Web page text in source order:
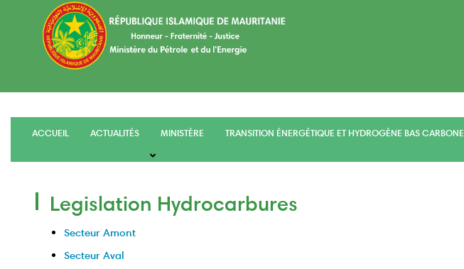
main
menu
ACCUEIL ACTUALITÉS MINISTÈRE TRANSITION ÉNERGÉTIQUE ET HYDROGÈNE BAS CARBONE
Legislation Hydrocarbures
Secteur Amont
Secteur Aval